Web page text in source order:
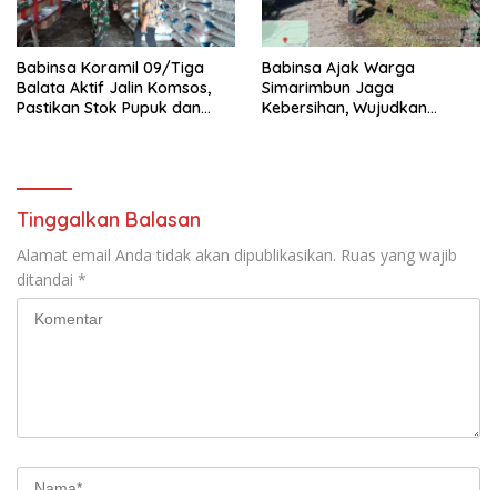
Babinsa Koramil 09/Tiga
Balata Aktif Jalin Komsos,
Pastikan Stok Pupuk dan
Babinsa Ajak Warga
Simarimbun Jaga
Kebersihan, Wujudkan
Tinggalkan Balasan
Alamat email Anda tidak akan dipublikasikan. Ruas yang wajib
ditandai *